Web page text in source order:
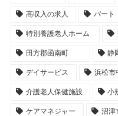
高収入の求人 パート
特別養護老人ホーム
田方郡函南町 静
デイサービス 浜松市
介護老人保健施設 小
ケアマネジャー 沼津